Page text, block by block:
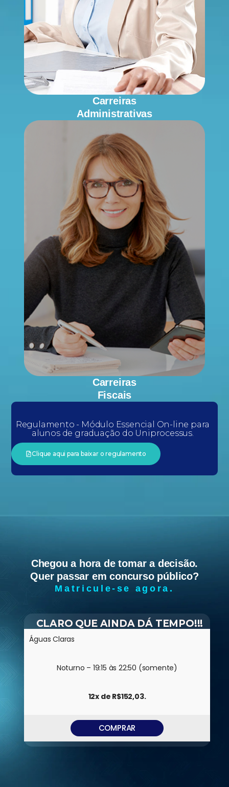
Carreiras
Administrativas
Carreiras
Fiscais
Regulamento - Módulo Essencial On-line para
alunos de graduação do Uniprocessus.
Clique aqui para baixar o regulamento
Chegou a hora de tomar a decisão.
Quer passar em concurso público?
Matricule-se agora.
CLARO QUE AINDA DÁ TEMPO!!!
Águas Claras
Noturno – 19:15 às 22:50 (somente)
12x de R$152,03.
COMPRAR